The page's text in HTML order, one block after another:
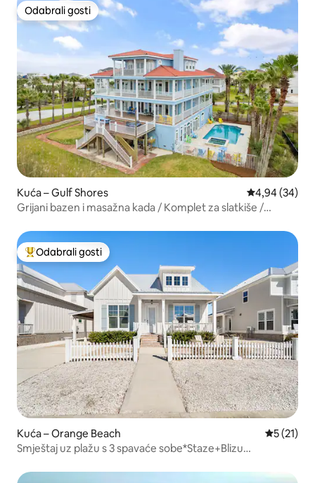
Odabrali gosti
Odabrali gosti
Kuća – Gulf Shores Prosječna
4,94 (34)
Grijani bazen i masažna kada / Komplet za slatkiše /
Među najviše rangiranima s oznakom „Odabrali gosti”
Odabrali gosti
Kuća – Orange Beach Prosječna
5 (21)
Smještaj uz plažu s 3 spavaće sobe*Staze+Blizu